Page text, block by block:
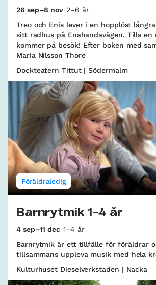
26 sep–8 nov 2–6 år
Treo och Enis lever i en hopplöst
sitt radhus på Enahandavägen. Tills en
kommer på besök! Efter boken med
Maria Nilsson Thore
Dockteatern Tittut | Södermalm
Föräldraledig
Barnrytmik 1-4 år
4 sep–11 dec 1–4 år
Barnrytmik är ett tillfälle för föräldrar
tillsammans uppleva musik med hela
Kulturhuset Dieselverkstaden | Nacka